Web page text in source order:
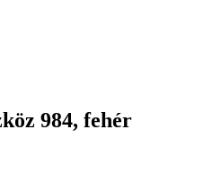
984, fehér